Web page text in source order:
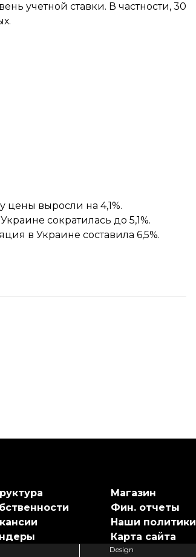
учетной ставки. В частности, 30
.
цены выросли на 4,1%.
сократилась до 5,1%.
в Украине составила 6,5%.
Магазин
Фин. отчеты
Наши политики
Карта сайта
Design